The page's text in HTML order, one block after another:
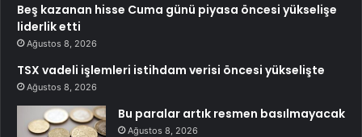
Beş kazanan hisse Cuma günü piyasa öncesi yükselişe
liderlik etti
Ağustos 8, 2026
TSX vadeli işlemleri istihdam verisi öncesi yükselişte
Ağustos 8, 2026
Bu paralar artık resmen basılmayacak
Ağustos 8, 2026